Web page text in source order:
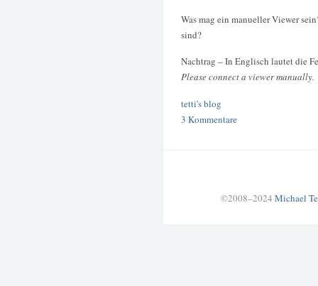
Was mag ein manueller Viewer
sind?
Nachtrag – In Englisch lautet die
Please connect a viewer manually.
tetti's blog
3 Kommentare
©2008–2024 Michael